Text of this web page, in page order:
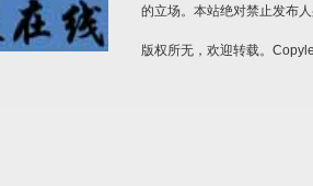
的立场。本站绝对禁止发布
版权所无，欢迎转载。